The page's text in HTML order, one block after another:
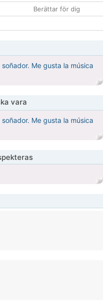
Berättar för dig
Me gusta la música
vara
Me gusta la música